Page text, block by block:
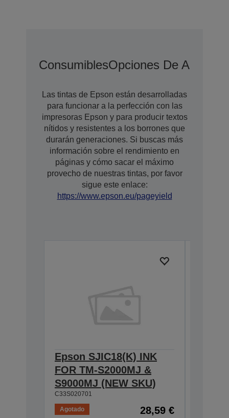
ConsumiblesOpciones De
Las tintas de Epson están desarrolladas
para funcionar a la perfección con las
impresoras Epson y para producir textos
nítidos y resistentes a los borrones que
durarán generaciones. Si buscas más
información sobre el rendimiento en
páginas y cómo sacar el máximo
provecho de nuestras tintas, por favor
sigue este enlace:
https://www.epson.eu/pageyield
Epson SJIC18(K) INK
FOR TM-S2000MJ &
S9000MJ (NEW SKU)
C33S020701
Agotado 28,59 €